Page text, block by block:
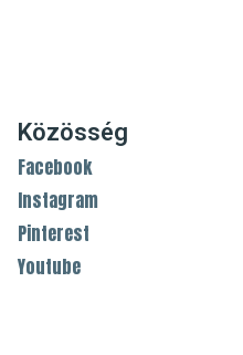
Közösség
Facebook
Instagram
Pinterest
Youtube